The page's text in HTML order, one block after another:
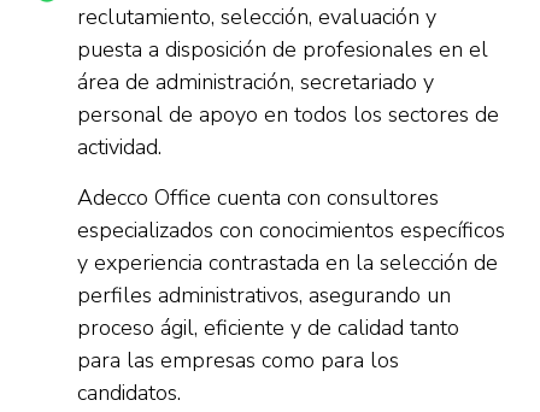
reclutamiento, selección, evaluación y
puesta a disposición de profesionales en el
área de administración, secretariado y
personal de apoyo en todos los sectores de
actividad.
Adecco Office cuenta con consultores
especializados con conocimientos específicos
y experiencia contrastada en la selección de
perfiles administrativos, asegurando un
proceso ágil, eficiente y de calidad tanto
para las empresas como para los
candidatos.